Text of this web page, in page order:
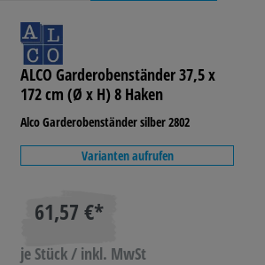
ALCO Garderobenständer 37,5 x
172 cm (Ø x H) 8 Haken
Alco Garderobenständer silber 2802
Varianten aufrufen
61,57 €*
je Stück / inkl. MwSt